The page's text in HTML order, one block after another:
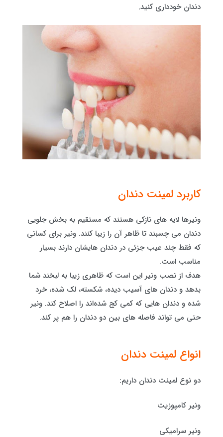
دندان خودداری کنید.
کاربرد لمینت دندان
ونیرها لایه های نازکی هستند که مستقیم به بخش جلویی
دندان می چسبند تا ظاهر آن را زیبا کنند. ونیر برای کسانی
که فقط چند عیب جزئی در دندان هایشان دارند بسیار
مناسب است.
هدف از نصب ونیر این است که ظاهری زیبا به لبخند شما
بدهد و دندان های آسیب‌ دیده، شکسته، لک‌ شده، خرد‌
شده و دندان هایی که کمی کج شده‌اند را اصلاح کند. ونیر
حتی می تواند فاصله های بین دو دندان را هم پر کند.
انواع لمینت دندان
دو نوع لمینت دندان داریم:
ونیر کامپوزیت
ونیر سرامیکی